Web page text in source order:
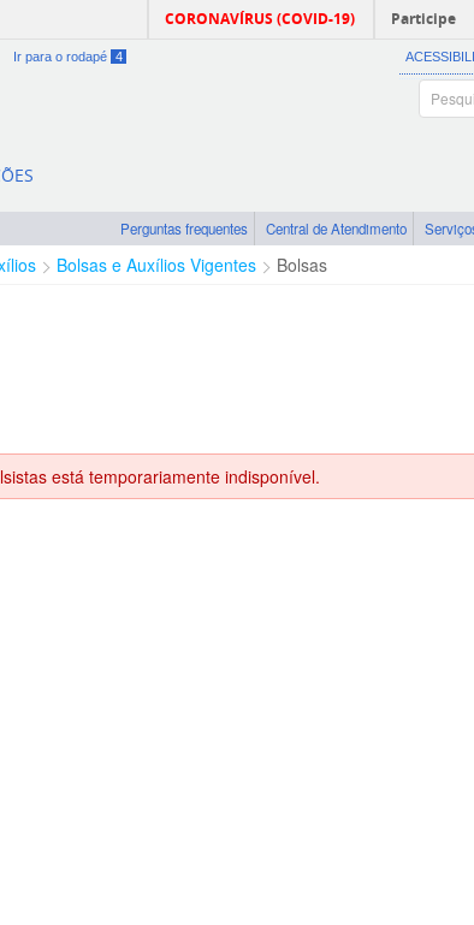
CORONAVÍRUS (COVID-19) Participe
Ir para o rodapé 4
Perguntas frequentes Central de Atendimento
Bolsas e Auxílios Vigentes Bolsas
está temporariamente indisponível.